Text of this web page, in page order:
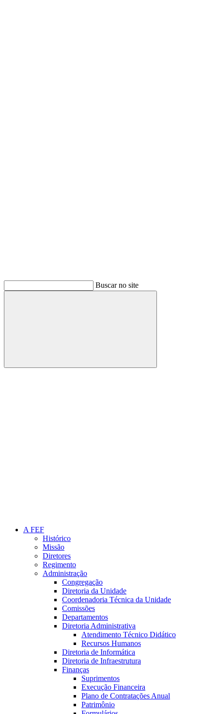
Buscar no site
Buscar
A FEF
Histórico
Missão
Diretores
Regimento
Administração
Congregação
Diretoria da Unidade
Coordenadoria Técnica da Unidade
Comissões
Departamentos
Diretoria Administrativa
Atendimento Técnico Didático
Recursos Humanos
Diretoria de Informática
Diretoria de Infraestrutura
Finanças
Suprimentos
Execução Financeira
Plano de Contratações Anual
Patrimônio